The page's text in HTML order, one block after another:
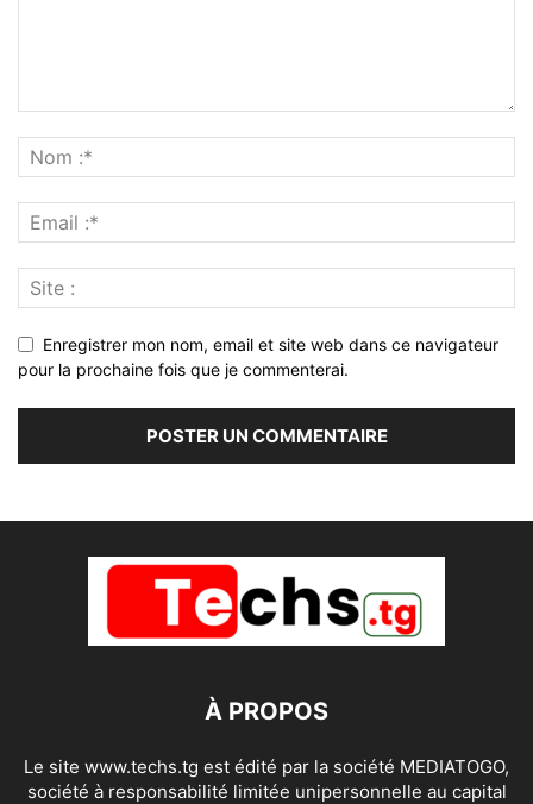
Enregistrer mon nom, email et site web dans ce navigateur
pour la prochaine fois que je commenterai.
À PROPOS
Le site www.techs.tg est édité par la société MEDIATOGO,
société à responsabilité limitée unipersonnelle au capital